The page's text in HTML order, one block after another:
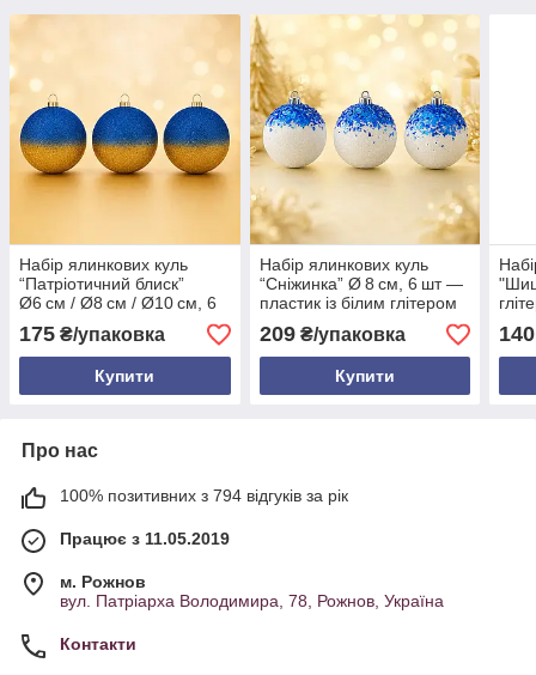
Набір ялинкових куль
“Патріотичний блиск”
Ø6 см / Ø8 см / Ø10 см, 6
синьо‑жовтими глітерами
175 ₴/упаковка
Купити
Набір ялинкових куль
“Сніжинка” Ø 8 см, 6 шт —
пластик із білим глітером
та блискітками, 6 кольорів
209₴/упаковка
Купити
140
Про нас
100% позитивних з 794 відгуків за рік
Працює з 11.05.2019
м. Рожнов
вул. Патріарха Володимира, 78, Рожнов, Україна
Контакти